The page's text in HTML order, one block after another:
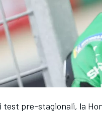
test pre-stagionali, la